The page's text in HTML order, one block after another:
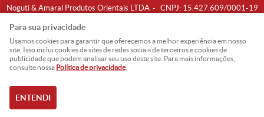
Noguti & Amaral Produtos Orientais LTDA CNPJ: 15.427.609/0001-19
Para sua privacidade
Usamos cookies para garantir que oferecemos a melhor experiência em nosso
site. Isso inclui cookies de sites de redes sociais de terceiros e cookies de
publicidade que podem analisar seu uso deste site. Para mais informações,
consulte nossa Política de privacidade.
ENTENDI